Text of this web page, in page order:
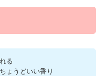
る
ょうどいい香り